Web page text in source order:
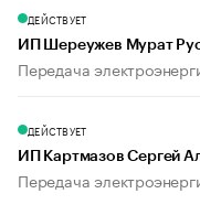
ДЕЙСТВУЕТ
ИП Шереужев Мурат
Передача
ДЕЙСТВУЕТ
ИП Картмазов Сергей
Передача